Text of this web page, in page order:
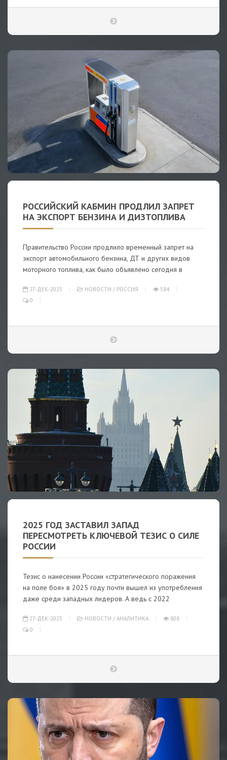
РОССИЙСКИЙ КАБМИН ПРОДЛИЛ ЗАПРЕТ
НА ЭКСПОРТ БЕНЗИНА И ДИЗТОПЛИВА
Правительство России продлило временный запрет на
экспорт автомобильного бензина, ДТ и других видов
моторного топлива, как было объявлено сегодня в
27-ДЕК-2025 НОВОСТИ / РОССИЯ
584
0
2025 ГОД ЗАСТАВИЛ ЗАПАД
ПЕРЕСМОТРЕТЬ КЛЮЧЕВОЙ ТЕЗИС О СИЛЕ
РОССИИ
Тезис о нанесении России «стратегического поражения
на поле боя» в 2025 году почти вышел из употребления
даже среди западных лидеров. А ведь с 2022
27-ДЕК-2025 НОВОСТИ / АНАЛИТИКА
808
0